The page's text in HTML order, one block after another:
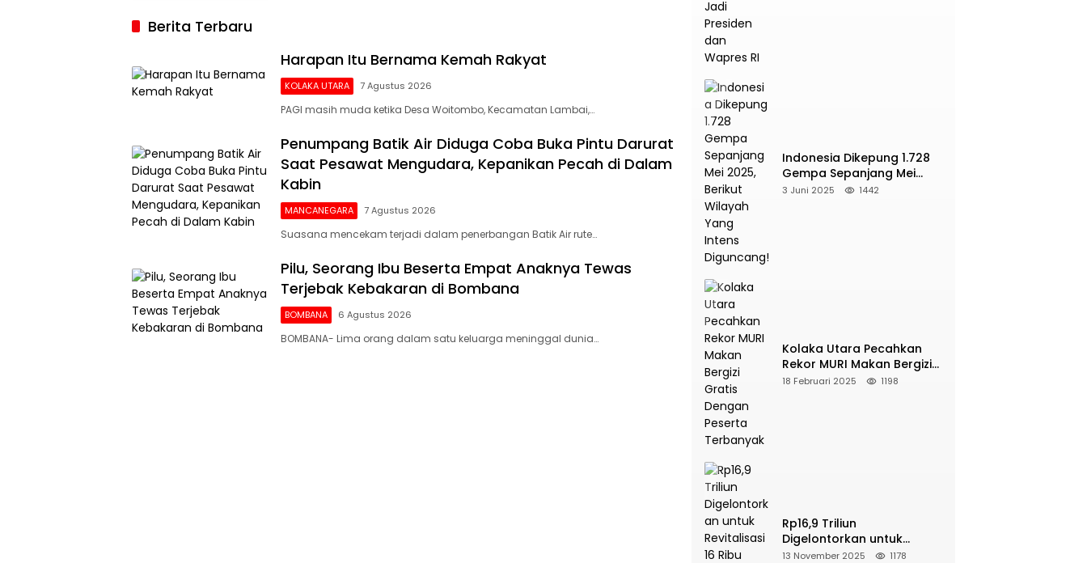
Berita Terbaru
Harapan Itu Bernama Kemah Rakyat
KOLAKA UTARA 7 Agustus 2026
PAGI masih muda ketika Desa Woitombo, Kecamatan Lambai,…
Penumpang Batik Air Diduga Coba Buka Pintu Darurat
Saat Pesawat Mengudara, Kepanikan Pecah di Dalam
Kabin
MANCANEGARA 7 Agustus 2026
Suasana mencekam terjadi dalam penerbangan Batik Air rute…
Pilu, Seorang Ibu Beserta Empat Anaknya Tewas
Terjebak Kebakaran di Bombana
BOMBANA 6 Agustus 2026
BOMBANA- Lima orang dalam satu keluarga meninggal dunia…
Indonesia Dikepung 1.728
Gempa Sepanjang Mei
2025, Berikut Wilayah Yang
3 Juni 2025 1442
Kolaka Utara Pecahkan
Rekor MURI Makan Bergizi
Gratis Dengan Peserta
18 Februari 2025 1198
Rp16,9 Triliun
Digelontorkan untuk
Revitalisasi 16 Ribu Sekolah
13 November 2025 1178